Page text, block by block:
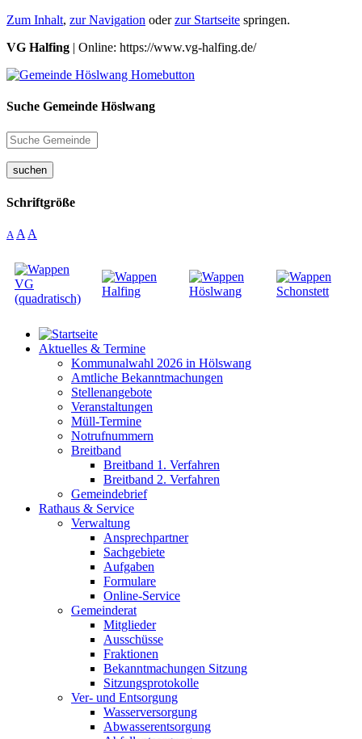
Zum Inhalt, zur Navigation oderzur Startseite springen.
VG Halfing | Online: https://www.vg-halfing.de/
Suche Gemeinde Höslwang
suchen
Schriftgröße
A A A
Aktuelles & Termine
Kommunalwahl 2026 in Hölswang
Amtliche Bekanntmachungen
Stellenangebote
Veranstaltungen
Müll-Termine
Notrufnummern
Breitband
Breitband 1. Verfahren
Breitband 2. Verfahren
Gemeindebrief
Rathaus & Service
Verwaltung
Ansprechpartner
Sachgebiete
Aufgaben
Formulare
Online-Service
Gemeinderat
Mitglieder
Ausschüsse
Fraktionen
Bekanntmachungen Sitzung
Sitzungsprotokolle
Ver- und Entsorgung
Wasserversorgung
Abwasserentsorgung